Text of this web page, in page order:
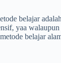
belajar
yaa
belajar